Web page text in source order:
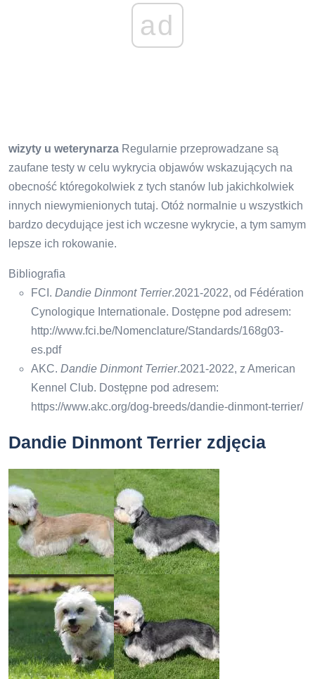
ad
wizyty u weterynarza Regularnie przeprowadzane są
zaufane testy w celu wykrycia objawów wskazujących na
obecność któregokolwiek z tych stanów lub jakichkolwiek
innych niewymienionych tutaj. Otóż ​​normalnie u wszystkich
bardzo decydujące jest ich wczesne wykrycie, a tym samym
lepsze ich rokowanie.
Bibliografia
FCI. Dandie Dinmont Terrier.2021-2022, od Fédération
Cynologique Internationale. Dostępne pod adresem:
http://www.fci.be/Nomenclature/Standards/168g03-
es.pdf
AKC. Dandie Dinmont Terrier.2021-2022, z American
Kennel Club. Dostępne pod adresem:
https://www.akc.org/dog-breeds/dandie-dinmont-terrier/
Dandie Dinmont Terrier zdjęcia